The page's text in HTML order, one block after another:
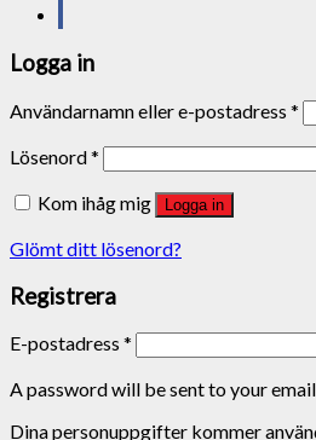
Logga in
Användarnamn eller e-postadress *
Lösenord*
Kom ihåg mig
Logga in
Glömt ditt lösenord?
Registrera
E-postadress *
A password will be sent to your
Dina personuppgifter kommer